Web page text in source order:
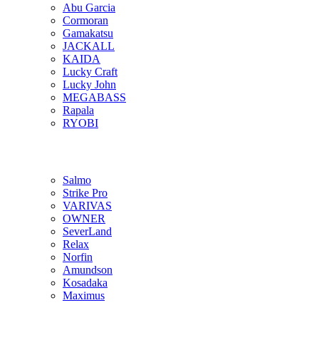
Abu Garcia
Cormoran
Gamakatsu
JACKALL
KAIDA
Lucky Craft
Lucky John
MEGABASS
Rapala
RYOBI
Salmo
Strike Pro
VARIVAS
OWNER
SeverLand
Relax
Norfin
Amundson
Kosadaka
Maximus